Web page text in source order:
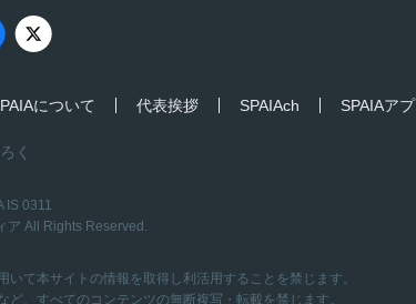
について 代表挨拶 SPAIAch SPAIAアプ
く
IS 0311
ア All Rights Reserved.
て本サイトの情報を取得し利活用することを禁じます。
、すべてのコンテンツの無断複写・転載を禁じます。